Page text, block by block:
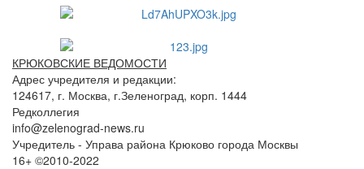
КРЮКОВСКИЕ ВЕДОМОСТИ
Адрес учредителя и редакции:
124617, г. Москва, г.Зеленоград, корп. 1444
Редколлегия
info@zelenograd-news.ru
Учредитель - Управа района Крюково города Москвы
16+ ©2010-2022